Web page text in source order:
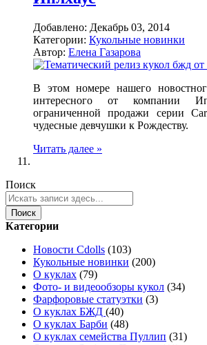
Добавлено: Декабрь 03, 2014
Категории: Кукольные новинки
Автор: Елена Газарова
В этом номере нашего
интересного от компании
ограниченной продажи серии
чудесные девчушки к Рождеству.
Читать далее »
Поиск
Поиск
Категории
Новости Cdolls (103)
Кукольные новинки (200)
О куклах (79)
Фото- и видеообзоры кукол (34)
Фарфоровые статуэтки (3)
О куклах БЖД (40)
О куклах Барби (48)
О куклах семейства Пуллип (31)